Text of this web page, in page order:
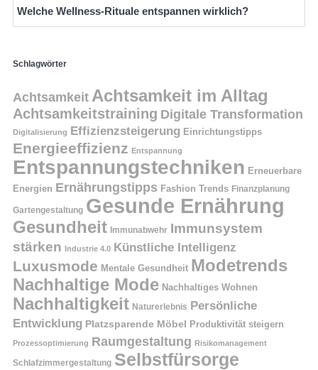
Welche Wellness-Rituale entspannen wirklich?
Schlagwörter
Achtsamkeit Achtsamkeit im Alltag
Achtsamkeitstraining Digitale Transformation
Digitalisierung Effizienzsteigerung Einrichtungstipps
Energieeffizienz Entspannung
Entspannungstechniken Erneuerbare
Energien Ernährungstipps Fashion Trends Finanzplanung
Gartengestaltung Gesunde Ernährung
Gesundheit Immunabwehr Immunsystem
stärken Industrie 4.0 Künstliche Intelligenz
Luxusmode Mentale Gesundheit Modetrends
Nachhaltige Mode Nachhaltiges Wohnen
Nachhaltigkeit Naturerlebnis Persönliche
Entwicklung Platzsparende Möbel Produktivität steigern
Prozessoptimierung Raumgestaltung Risikomanagement
Schlafzimmergestaltung Selbstfürsorge